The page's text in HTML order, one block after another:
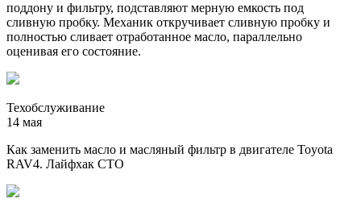
поддону и фильтру, подставляют мерную емкость под
сливную пробку. Механик откручивает сливную пробку и
полностью сливает отработанное масло, параллельно
оценивая его состояние.
Техобслуживание
14 мая
Как заменить масло и масляный фильтр в двигателе Toyota
RAV4. Лайфхак СТО